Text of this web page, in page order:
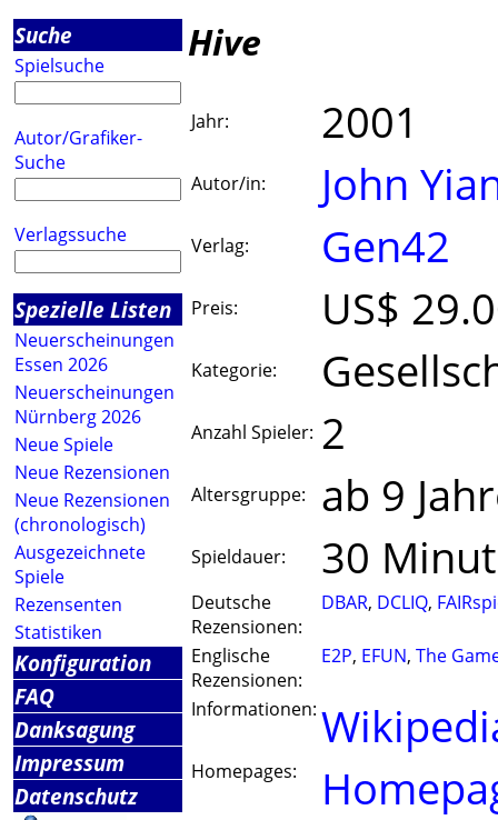
Suche
Spielsuche
Autor/Grafiker-
Suche
Verlagssuche
Spezielle Listen
Neuerscheinungen
Essen 2026
Neuerscheinungen
Nürnberg 2026
Neue Spiele
Neue Rezensionen
Neue Rezensionen
(chronologisch)
Ausgezeichnete
Spiele
Rezensenten
Statistiken
Konfiguration
FAQ
Danksagung
Impressum
Datenschutz
Hive
Jahr: 2001
Autor/in: John
Verlag: Gen42
Preis: US$
Kategorie:
Anzahl Spieler: 2
Altersgruppe: ab 9
Spieldauer: 30
Deutsche
Rezensionen:
DBAR, DCLIQ,
Englische
Rezensionen:
E2P, EFUN, The
Informationen:
Homepages: